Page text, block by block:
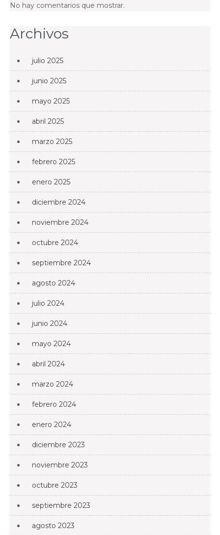
No hay comentarios que mostrar.
Archivos
julio 2025
junio 2025
mayo 2025
abril 2025
marzo 2025
febrero 2025
enero 2025
diciembre 2024
noviembre 2024
octubre 2024
septiembre 2024
agosto 2024
julio 2024
junio 2024
mayo 2024
abril 2024
marzo 2024
febrero 2024
enero 2024
diciembre 2023
noviembre 2023
octubre 2023
septiembre 2023
agosto 2023